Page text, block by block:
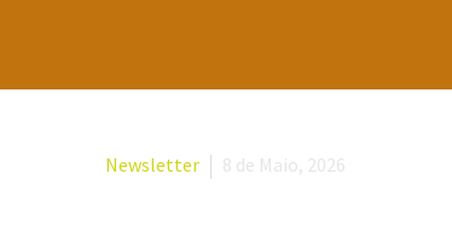
Newsletter 8 de Maio, 2026